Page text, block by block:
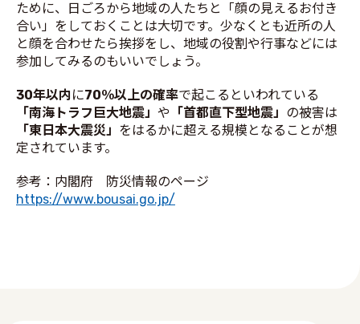
ために、日ごろから地域の人たちと「顔の見えるお付き
合い」をしておくことは大切です。少なくとも近所の人
と顔を合わせたら挨拶をし、地域の役割や行事などには
参加してみるのもいいでしょう。
30年以内 に70％以上の確率で起こるといわれている
「南海トラフ巨大地震」 や 「首都直下型地震」 の被害は
「東日本大震災」 をはるかに超える規模となることが想
定されています。
参考：内閣府 防災情報のページ
https://www.bousai.go.jp/